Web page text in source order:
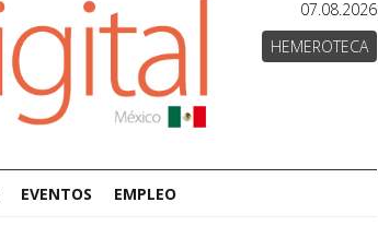
07.08.2026
HEMEROTECA
EVENTOS EMPLEO